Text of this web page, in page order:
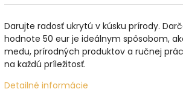
Darujte radosť ukrytú v kúsku prírody.
hodnote 50 eur je ideálnym spôsobom,
medu, prírodných produktov a ručnej
na každú príležitosť.
Detailné informácie